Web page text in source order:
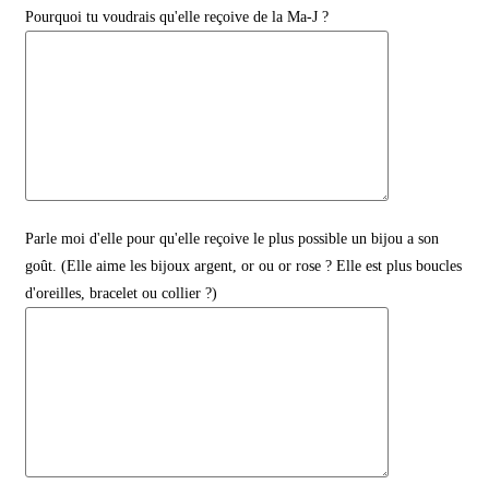
Pourquoi tu voudrais qu'elle reçoive de la Ma-J ?
Parle moi d'elle pour qu'elle reçoive le plus possible un bijou a son
goût. (Elle aime les bijoux argent, or ou or rose ? Elle est plus boucles
d'oreilles, bracelet ou collier ?)